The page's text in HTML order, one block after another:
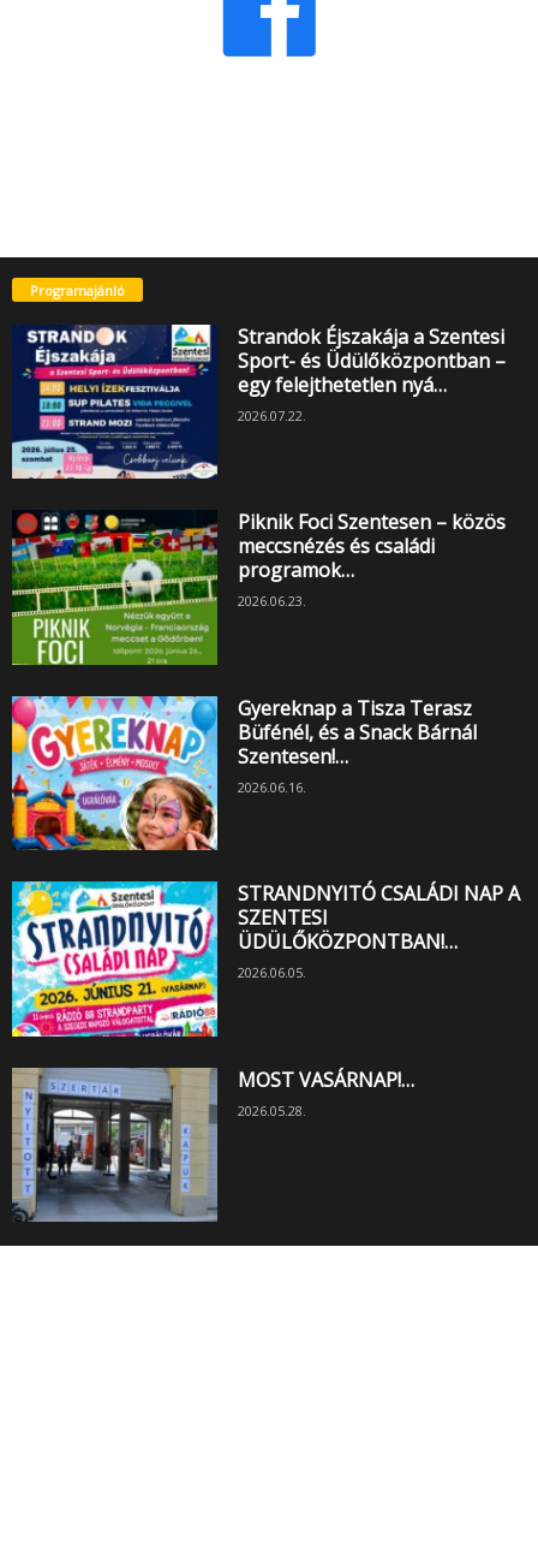
Programajánló
Strandok Éjszakája a Szentesi
Sport- és Üdülőközpontban –
egy felejthetetlen nyá…
2026.07.22.
Piknik Foci Szentesen – közös
meccsnézés és családi
programok…
2026.06.23.
Gyereknap a Tisza Terasz
Büfénél, és a Snack Bárnál
Szentesen!…
2026.06.16.
STRANDNYITÓ CSALÁDI NAP A
SZENTESI
ÜDÜLŐKÖZPONTBAN!…
2026.06.05.
MOST VASÁRNAP!…
2026.05.28.